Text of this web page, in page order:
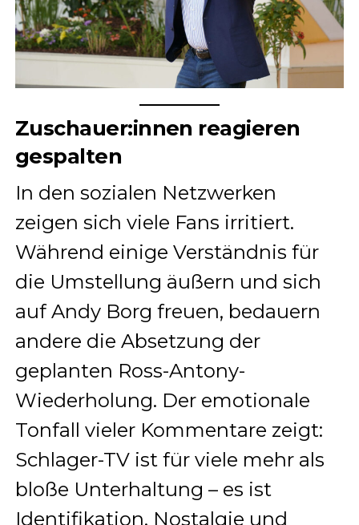
Zuschauer:innen reagieren
gespalten
In den sozialen Netzwerken
zeigen sich viele Fans irritiert.
Während einige Verständnis für
die Umstellung äußern und sich
auf Andy Borg freuen, bedauern
andere die Absetzung der
geplanten Ross-Antony-
Wiederholung. Der emotionale
Tonfall vieler Kommentare zeigt:
Schlager-TV ist für viele mehr als
bloße Unterhaltung – es ist
Identifikation, Nostalgie und